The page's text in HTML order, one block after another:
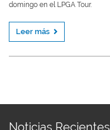
domingo en el LPGA Tour.
Leer más
Noticias Recientes